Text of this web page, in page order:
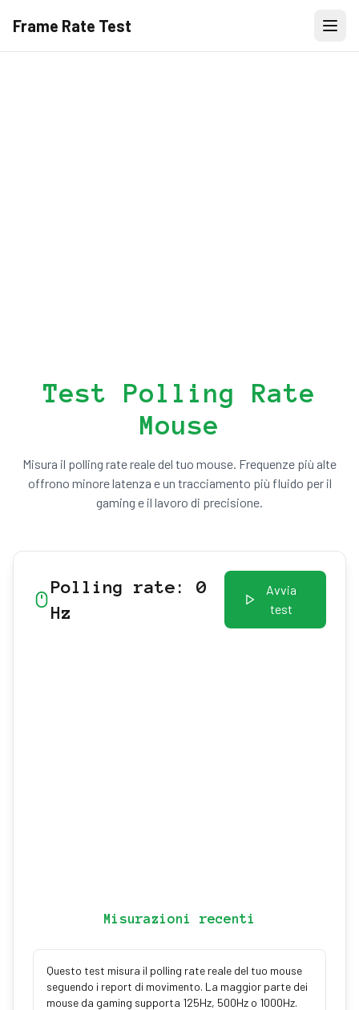
Frame Rate Test
Test Polling Rate
Mouse
Misura il polling rate reale del tuo mouse. Frequenze più alte
offrono minore latenza e un tracciamento più fluido per il
gaming e il lavoro di precisione.
Polling rate: 0
Hz
Avvia
test
Misurazioni recenti
Questo test misura il polling rate reale del tuo mouse
seguendo i report di movimento. La maggior parte dei
mouse da gaming supporta 125Hz, 500Hz o 1000Hz.